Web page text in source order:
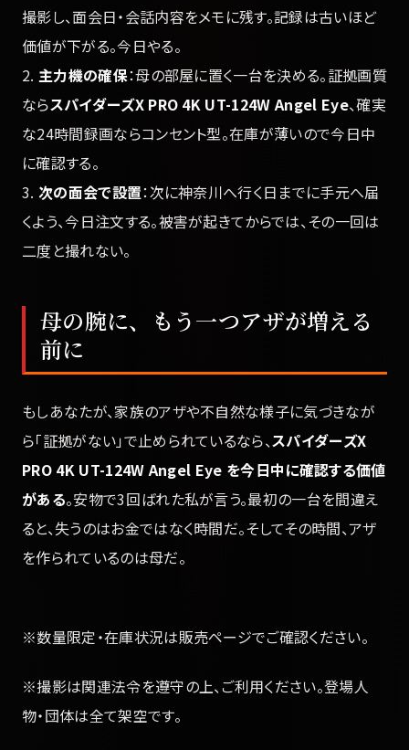
撮影し、面会日・会話内容をメモに残す。記録は古いほど
価値が下がる。今日やる。
2. 主力機の確保：母の部屋に置く一台を決める。証拠画質
ならスパイダーズX PRO 4K UT-124W Angel Eye、確実
な24時間録画ならコンセント型。在庫が薄いので今日中
に確認する。
3. 次の面会で設置：次に神奈川へ行く日までに手元へ届
くよう、今日注文する。被害が起きてからでは、その一回は
二度と撮れない。
母の腕に、もう一つアザが増える
前に
もしあなたが、家族のアザや不自然な様子に気づきなが
ら「証拠がない」で止められているなら、スパイダーズX
PRO 4K UT-124W Angel Eye を今日中に確認する価値
がある。安物で3回ばれた私が言う。最初の一台を間違え
ると、失うのはお金ではなく時間だ。そしてその時間、アザ
を作られているのは母だ。
※数量限定・在庫状況は販売ページでご確認ください。
※撮影は関連法令を遵守の上、ご利用ください。登場人
物・団体は全て架空です。